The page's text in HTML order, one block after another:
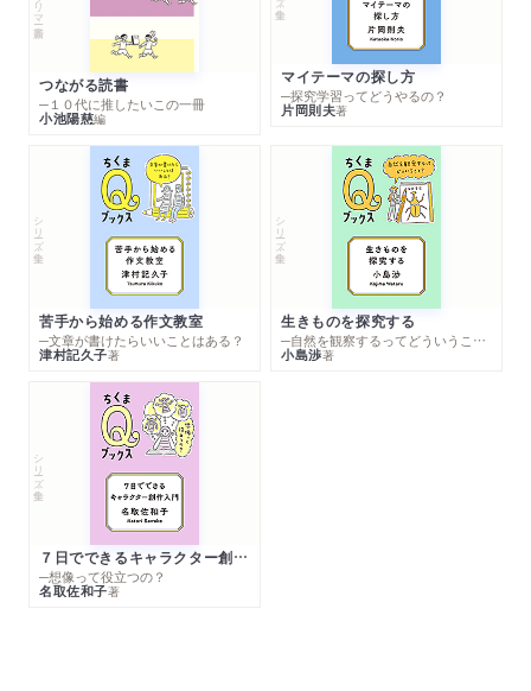
つながる読書
─１０代に推したいこの一冊
小池陽慈編
マイテーマの探し方
─探究学習ってどうやるの？
片岡則夫著
シリーズ・全集
苦手から始める作文教室
─文章が書けたらいいことはある？
津村記久子著
シリーズ・全集
生きものを探究する
─自然を観察するってどういうこと？
小島渉著
シリーズ・全集
７日でできるキャラクター創作入門
─想像って役立つの？
名取佐和子著